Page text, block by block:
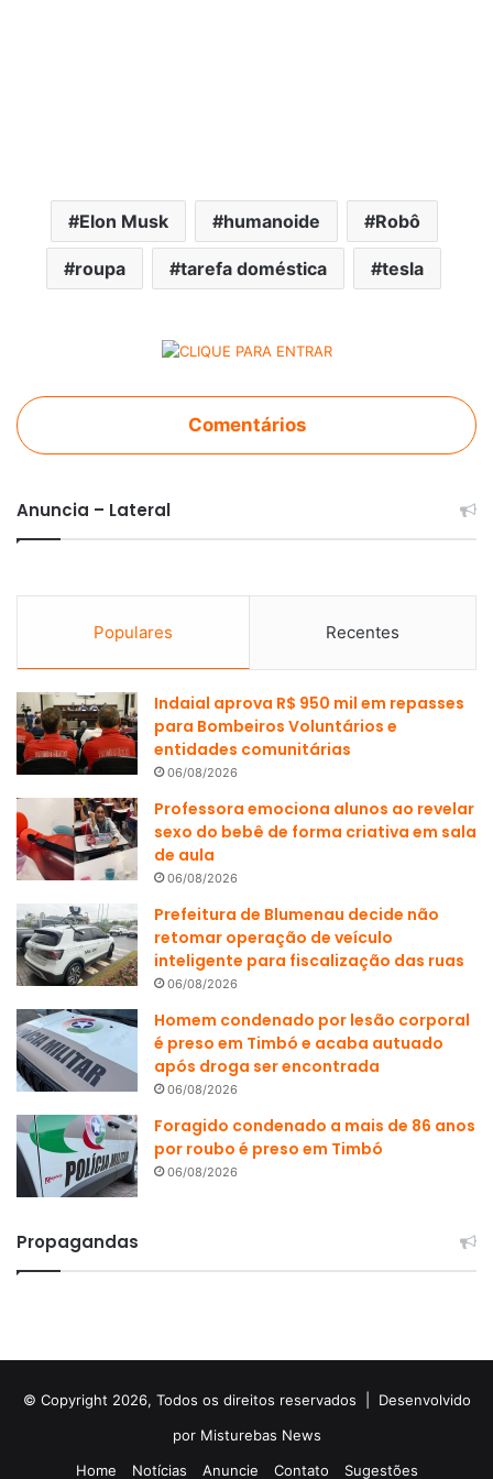
Elon Musk humanoide Robô
roupa tarefa doméstica tesla
Comentários
Anuncia – Lateral
Populares Recentes
Indaial aprova R$ 950 mil em repasses
para Bombeiros Voluntários e
entidades comunitárias
06/08/2026
Professora emociona alunos ao revelar
sexo do bebê de forma criativa em sala
de aula
06/08/2026
Prefeitura de Blumenau decide não
retomar operação de veículo
inteligente para fiscalização das ruas
06/08/2026
Homem condenado por lesão corporal
é preso em Timbó e acaba autuado
após droga ser encontrada
06/08/2026
Foragido condenado a mais de 86 anos
por roubo é preso em Timbó
06/08/2026
Propagandas
© Copyright 2026, Todos os direitos reservados | Desenvolvido
por Misturebas News
Home
Notícias Anuncie Contato Sugestões